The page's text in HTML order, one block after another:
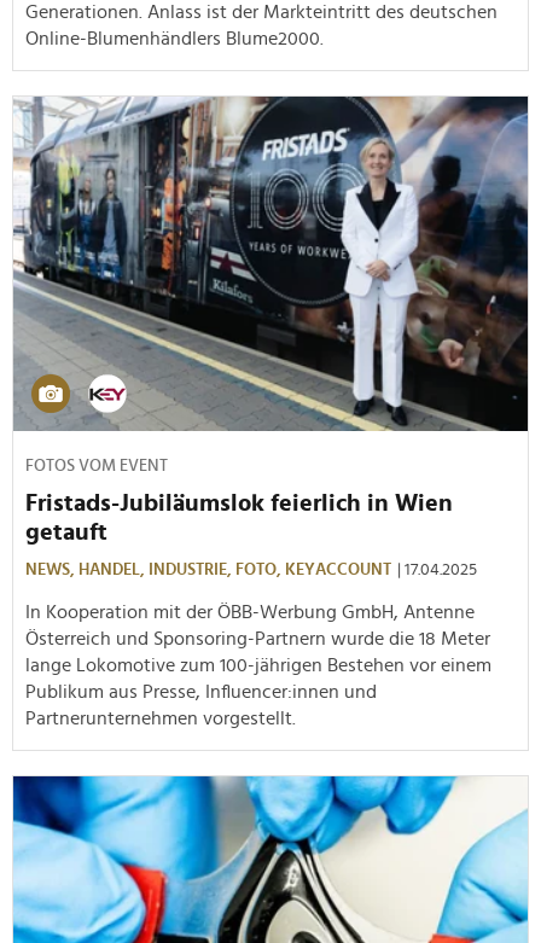
Generationen. Anlass ist der Markteintritt des deutschen
Online-Blumenhändlers Blume2000.
FOTOS VOM EVENT
Fristads-Jubiläumslok feierlich in Wien
getauft
NEWS, HANDEL, INDUSTRIE, FOTO, KEYACCOUNT | 17.04.2025
In Kooperation mit der ÖBB-Werbung GmbH, Antenne
Österreich und Sponsoring-Partnern wurde die 18 Meter
lange Lokomotive zum 100-jährigen Bestehen vor einem
Publikum aus Presse, Influencer:innen und
Partnerunternehmen vorgestellt.